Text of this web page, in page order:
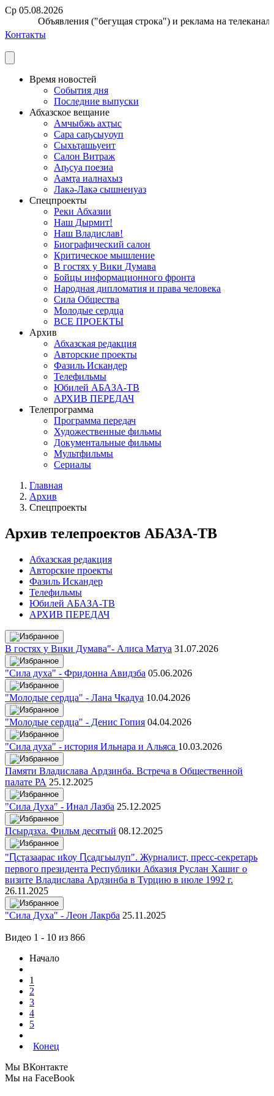
Ср 05.08.2026
Объявления ("бегущая строка") и реклама на
Контакты
Время новостей
События дня
Последние выпуски
Абхазское вещание
Амчыбжь ахҭыс
Сара саҧсыуоуп
Сыхьҭашьуеит
Салон Витраж
Аҧсуа поезиа
Аамҭа иалнахыз
Лакә-Лакә сышнеиуаз
Спецпроекты
Реки Абхазии
Наш Дырмит!
Наш Владислав!
Биографический салон
Критическое мышление
В гостях у Вики Думава
Бойцы информационного фронта
Народная дипломатия и права человека
Сила Общества
Молодые сердца
ВСЕ ПРОЕКТЫ
Архив
Абхазская редакция
Авторские проекты
Фазиль Искандер
Телефильмы
Юбилей АБАЗА-ТВ
АРХИВ ПЕРЕДАЧ
Телепрограмма
Программа передач
Художественные фильмы
Документальные фильмы
Мультфильмы
Сериалы
Главная
Архив
Спецпроекты
Архив телепроектов АБАЗА-ТВ
Абхазская редакция
Авторские проекты
Фазиль Искандер
Телефильмы
Юбилей АБАЗА-ТВ
АРХИВ ПЕРЕДАЧ
В гостях у Вики Думава"- Алиса Матуа 31.07.2026
"Сила духа" - Фридонна Авидзба 05.06.2026
"Молодые сердца" - Лана Чкадуа 10.04.2026
"Молодые сердца" - Денис Гопия 04.04.2026
"Сила духа" - история Ильнара и Альяса 10.03.2026
Памяти Владислава Ардзинба. Встреча в Общественной
палате РА 25.12.2025
"Сила Духа" - Инал Лазба 25.12.2025
Псырдзха. Фильм десятый 08.12.2025
"Ԥсҭазаарас иҟоу Ԥсадгьылуп". Журналист, пресс-секретарь
первого президента Республики Абхазия Руслан Хашиг о
визите Владислава Ардзинба в Турцию в июле 1992 г.
26.11.2025
"Сила Духа" - Леон Лакрба 25.11.2025
Видео 1 - 10 из 866
Начало
1
2
3
4
5
Конец
Мы ВКонтакте
Мы на FaceBook